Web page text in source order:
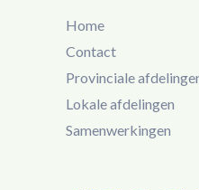
Home
Contact
Provinciale
Lokale afdelingen
Samenwerkingen